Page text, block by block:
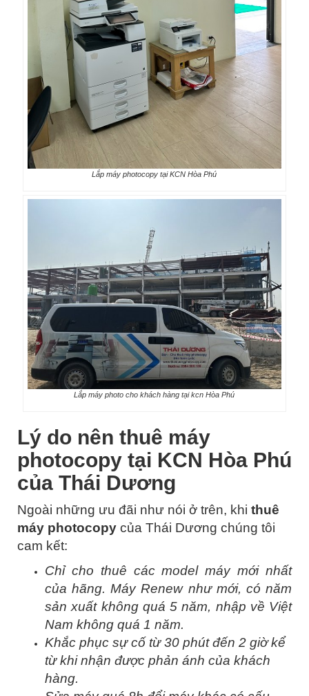
Lắp máy photocopy tại KCN Hòa Phú
Lắp máy photo cho khách hàng tại kcn Hòa Phú
Lý do nên thuê máy
photocopy tại KCN Hòa Phú
của Thái Dương
Ngoài những ưu đãi như nói ở trên, khi thuê
máy photocopy của Thái Dương chúng tôi
cam kết:
Chỉ cho thuê các model máy mới nhất
của hãng. Máy Renew như mới, có năm
sản xuất không quá 5 năm, nhập về Việt
Nam không quá 1 năm.
Khắc phục sự cố từ 30 phút đến 2 giờ kể
từ khi nhận được phản ánh của khách
hàng.